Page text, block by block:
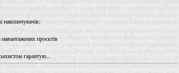
накопичувачів;
проєктів
гарантую...